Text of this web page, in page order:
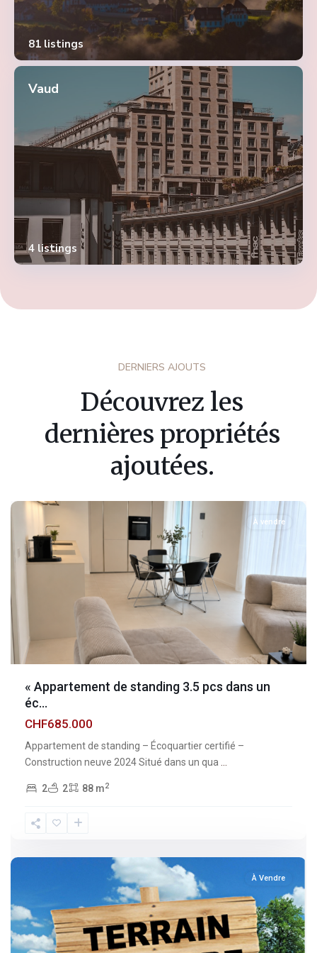
81 listings
Vaud
4 listings
DERNIERS AJOUTS
Découvrez les
dernières propriétés
ajoutées.
À vendre
« Appartement de standing 3.5 pcs dans un
éc...
CHF685.000
Appartement de standing – Écoquartier certifié –
Construction neuve 2024 Situé dans un qua
2 2 88 m2
Fribourg
À Vendre